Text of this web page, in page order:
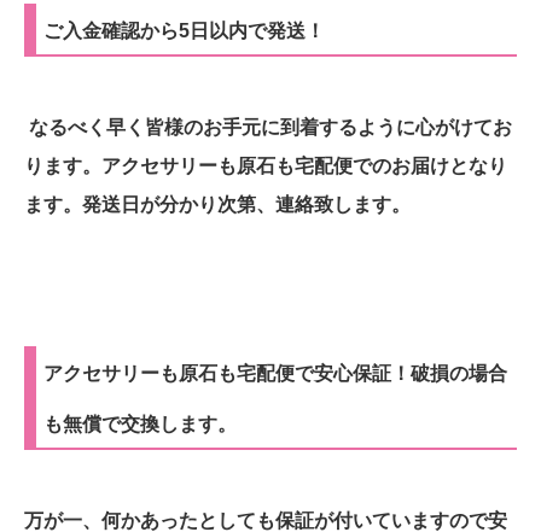
ご入金確認から5日以内で発送！
なるべく早く皆様のお手元に到着するように心がけてお
ります。アクセサリーも原石も宅配便でのお届けとなり
ます。発送日が分かり次第、連絡致します。
アクセサリーも原石も宅配便で安心保証！破損の場合
も無償で交換します。
万が一、何かあったとしても保証が付いていますので安